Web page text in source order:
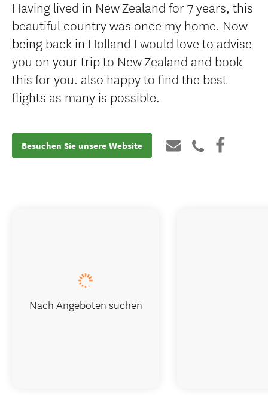
Having lived in New Zealand for 7 years, this
beautiful country was once my home. Now
being back in Holland I would love to advise
you on your trip to New Zealand and book
this for you. also happy to find the best
flights as many is possible.
Besuchen Sie unsere Website
Nach Angeboten suchen